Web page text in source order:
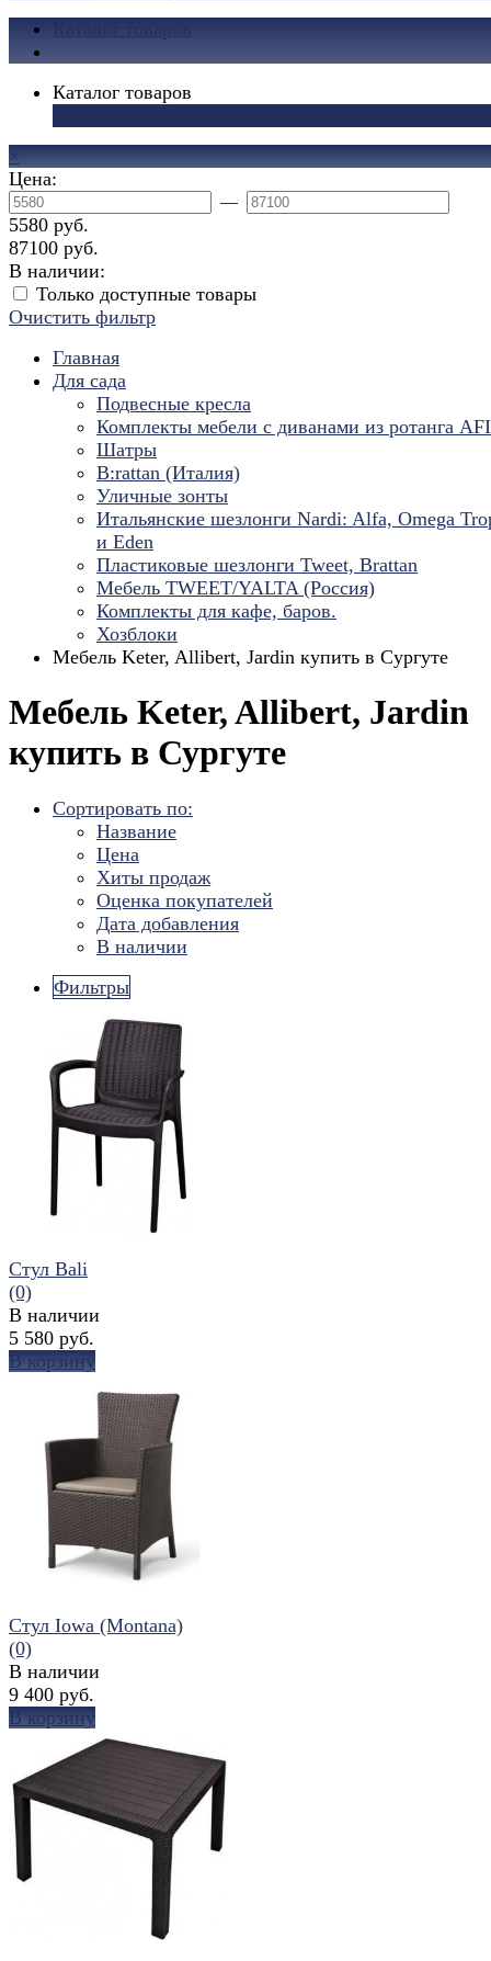
Каталог товаров
×
Цена:
—
5580 руб.
87100 руб.
В наличии:
Только доступные товары
Очистить фильтр
Главная
Для сада
Подвесные кресла
Комплекты мебели с диванами из ротанга
Шатры
B:rattan (Италия)
Уличные зонты
Итальянские шезлонги Nardi: Alfa, Omega
и Eden
Пластиковые шезлонги Tweet, Brattan
Мебель TWEET/YALTA (Россия)
Комплекты для кафе, баров.
Хозблоки
Мебель Keter, Allibert, Jardin купить в Сургуте
Мебель Keter, Allibert, Jardin
купить в Сургуте
Сортировать по:
Название
Цена
Хиты продаж
Оценка покупателей
Дата добавления
В наличии
Фильтры
избранное сравнить
Стул Bali
(0)
В наличии
5 580 руб.
В корзину
избранное сравнить
Стул Iowa (Montana)
(0)
В наличии
9 400 руб.
В корзину